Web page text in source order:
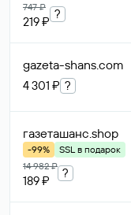
747 ₽
219 ₽
?
gazeta-shans.com
4 301 ₽ ?
газеташанс.shop
-99%
SSL в подарок
14 982 ₽
189 ₽
?